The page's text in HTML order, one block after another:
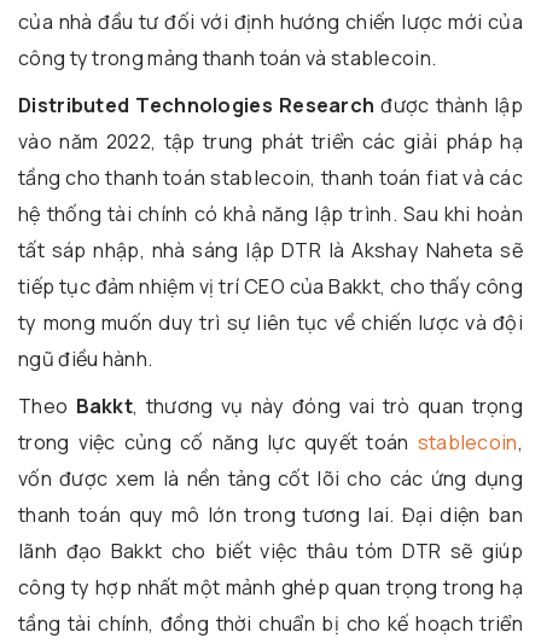
của nhà đầu tư đối với định hướng chiến lược mới của
công ty trong mảng thanh toán và stablecoin.
Distributed Technologies Research được thành lập
vào năm 2022, tập trung phát triển các giải pháp hạ
tầng cho thanh toán stablecoin, thanh toán fiat và các
hệ thống tài chính có khả năng lập trình. Sau khi hoàn
tất sáp nhập, nhà sáng lập DTR là Akshay Naheta sẽ
tiếp tục đảm nhiệm vị trí CEO của Bakkt, cho thấy công
ty mong muốn duy trì sự liên tục về chiến lược và đội
ngũ điều hành.
Theo Bakkt, thương vụ này đóng vai trò quan trọng
trong việc củng cố năng lực quyết toán stablecoin,
vốn được xem là nền tảng cốt lõi cho các ứng dụng
thanh toán quy mô lớn trong tương lai. Đại diện ban
lãnh đạo Bakkt cho biết việc thâu tóm DTR sẽ giúp
công ty hợp nhất một mảnh ghép quan trọng trong hạ
tầng tài chính, đồng thời chuẩn bị cho kế hoạch triển